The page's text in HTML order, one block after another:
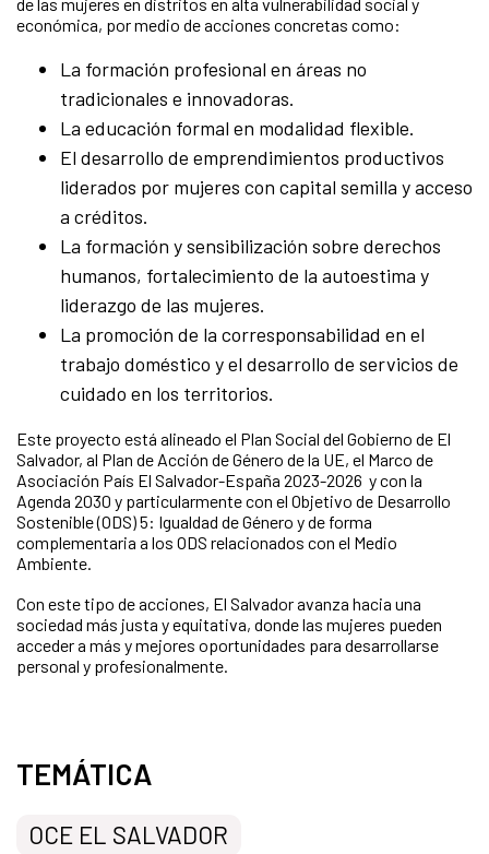
económica, por medio de acciones concretas como:
La formación profesional en áreas no
tradicionales e innovadoras.
La educación formal en modalidad flexible.
El desarrollo de emprendimientos productivos
liderados por mujeres con capital semilla y acceso
a créditos.
La formación y sensibilización sobre derechos
humanos, fortalecimiento de la autoestima y
liderazgo de las mujeres.
La promoción de la corresponsabilidad en el
trabajo doméstico y el desarrollo de servicios de
cuidado en los territorios.
Este proyecto está alineado el Plan Social del Gobierno de El
Salvador, al Plan de Acción de Género de la UE, el Marco de
Asociación País El Salvador-España 2023-2026 y con la
Agenda 2030 y particularmente con el Objetivo de Desarrollo
Sostenible (ODS) 5: Igualdad de Género y de forma
complementaria a los ODS relacionados con el Medio
Ambiente.
Con este tipo de acciones, El Salvador avanza hacia una
sociedad más justa y equitativa, donde las mujeres pueden
acceder a más y mejores oportunidades para desarrollarse
personal y profesionalmente.
TEMÁTICA
OCE EL SALVADOR